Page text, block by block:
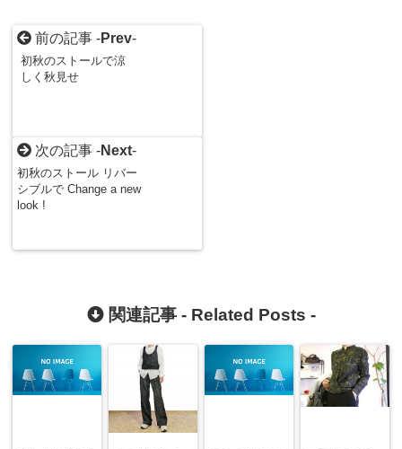
前の記事 -Prev-
初秋のストールで涼
しく秋見せ
次の記事 -Next-
初秋のストール リバー
シブルで Change a new
look !
関連記事 - Related Posts -